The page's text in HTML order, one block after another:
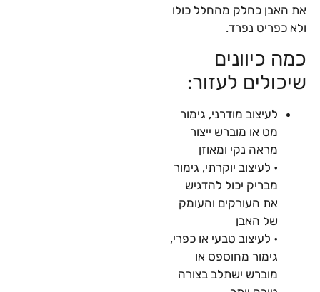
את האבן כחלק מהחלל כולו
ולא כפריט נפרד.
כמה כיוונים
שיכולים לעזור:
לעיצוב מודרני, גימור
מט או מוברש ייצור
מראה נקי ומאוזן
• לעיצוב יוקרתי, גימור
מבריק יכול להדגיש
את העורקים והעומק
של האבן
• לעיצוב טבעי או כפרי,
גימור מחוספס או
מוברש ישתלב בצורה